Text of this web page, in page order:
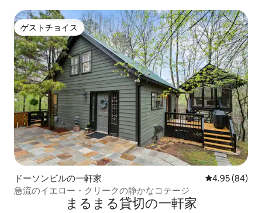
ゲストチョイス
ゲストチョイス
ドーソンビルの一軒家 レビュー84
4.95 (84)
急流のイエロー・クリークの静かなコテージ
まるまる貸切の一軒家